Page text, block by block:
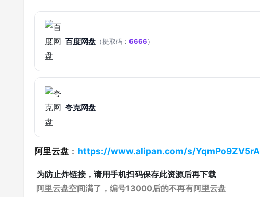
百度网盘 （提取码： 6666）
夸克网盘
阿里云盘 ： https://www.alipan.com/s/YqmPo9ZV5rA
为防止炸链接，请用手机扫码保存此资源后再下载
阿里云盘空间满了，编号13000后的不再有阿里云盘